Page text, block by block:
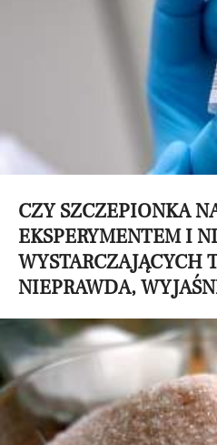
CZY SZCZEPIONKA
EKSPERYMENTEM I
WYSTARCZAJĄCYCH
NIEPRAWDA,